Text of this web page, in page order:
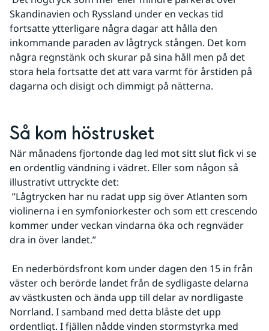
Skandinavien och Ryssland under en veckas tid
fortsatte ytterligare några dagar att hålla den
inkommande paraden av lågtryck stången. Det kom
några regnstänk och skurar på sina håll men på det
stora hela fortsatte det att vara varmt för årstiden på
dagarna och disigt och dimmigt på nätterna.
Så kom höstrusket
När månadens fjortonde dag led mot sitt slut fick vi se
en ordentlig vändning i vädret. Eller som någon så
illustrativt uttryckte det:
violinerna i en symfoniorkester och som ett crescendo
kommer under veckan vindarna öka och regnväder
dra in över landet.”
väster och berörde landet från de sydligaste delarna
av västkusten och ända upp till delar av nordligaste
Norrland. I samband med detta blåste det upp
ordentligt. I fjällen nådde vinden stormstyrka med